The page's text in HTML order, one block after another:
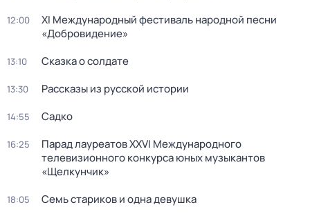
12:00
XI Международный фестиваль народной песни
«Добровидение»
13:10 Сказка о солдате
13:30 Рассказы из русской истории
14:55 Садко
16:25
Парад лауреатов XXVI Международного
телевизионного конкурса юных музыкантов
«Щелкунчик»
18:05 Семь стариков и одна девушка